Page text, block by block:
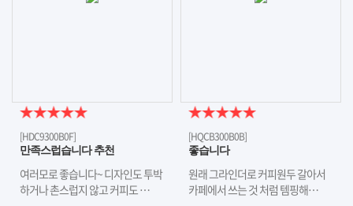
[HDC9300B0F]
만족스럽습니다 추천
여러모로 좋습니다~ 디자인도 투박
하거나 촌스럽지 않고 커피도 …
[HQCB300B0B]
좋습니다
원래 그라인더로 커피원두 갈아서
카페에서 쓰는 것 처럼 템핑해…